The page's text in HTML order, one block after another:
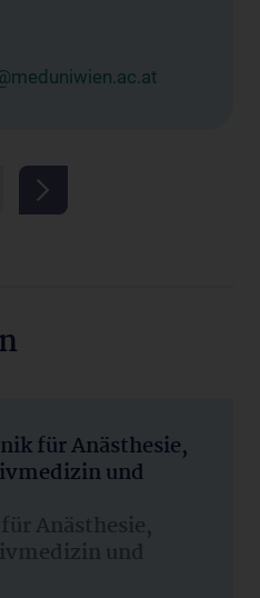
für Anästhesie,
und
Anästhesie,
und